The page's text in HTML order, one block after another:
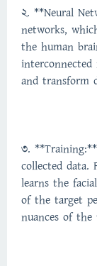
2. **Neural
networks,
the human
interconnected
and transform
3.
collected data.
learns the
of the target
nuances of the